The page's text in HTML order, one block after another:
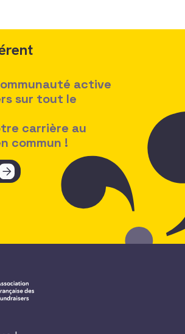
active
sur tout le
carrière au
commun !